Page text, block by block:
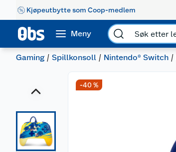
Kjøpeutbytte som Coop-medlem
Meny
Gaming Spillkonsoll Nintendo® Switch
-40 %